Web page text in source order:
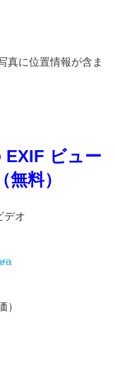
真に位置情報が含ま
ビュー
料）
デオ
）